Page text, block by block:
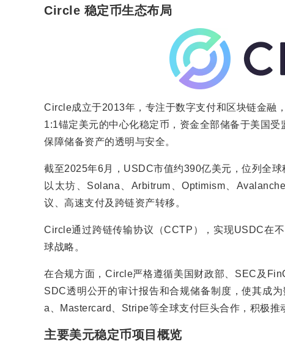
Circle 稳定币生态布局
Circle成立于2013年，专注于数字支付和区块链金融
1:1锚定美元的中心化稳定币，资金全部储备于美国
保障储备资产的透明与安全。
截至2025年6月，USDC市值约390亿美元，位列全
以太坊、Solana、Arbitrum、Optimism、
议、高速支付及跨链资产转移。
Circle通过跨链传输协议（CCTP），实现USDC在
球战略。
在合规方面，Circle严格遵循美国财政部、SEC及
SDC透明公开的审计报告和合规储备制度，使其成
a、Mastercard、Stripe等全球支付巨头合作，积极推
主要美元稳定币项目概览